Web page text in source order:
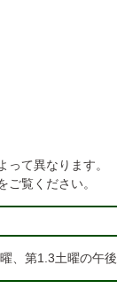
項
ス
て異なります。
ご覧ください。
、第1.3土曜の午後